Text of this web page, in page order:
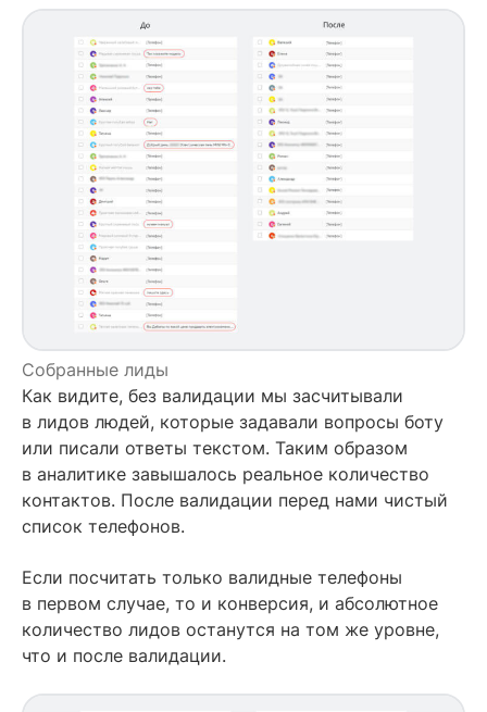
Собранные лиды
Как видите, без валидации мы засчитывали
в лидов людей, которые задавали вопросы боту
или писали ответы текстом. Таким образом
в аналитике завышалось реальное количество
контактов. После валидации перед нами чистый
список телефонов.
Если посчитать только валидные телефоны
в первом случае, то и конверсия, и абсолютное
количество лидов останутся на том же уровне,
что и после валидации.